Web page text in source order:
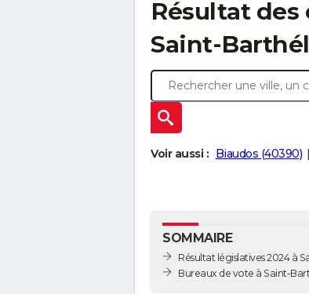
Résultat
Saint-
Voir aussi : Biaudos (40390)
SOMMAIRE
Résultat législatives 2024 à
Bureaux de vote à